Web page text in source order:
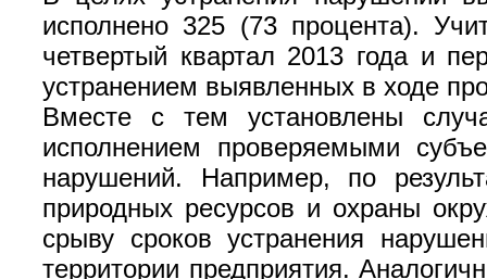
исполнено 325 (73 процента).
четвертый квартал 2013 года и
устранением выявленных в ходе
Вместе с тем установлены
исполнением проверяемыми
нарушений. Например, по
природных ресурсов и охраны
срыву сроков устранения
территории предприятия.